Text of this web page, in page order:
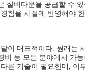
실버타운을 공급할 수
험을 시설에 반영해야
이 대표적이다. 원래는
비 등 모든 분야에서 가능
른 기술이 필요한데, 이